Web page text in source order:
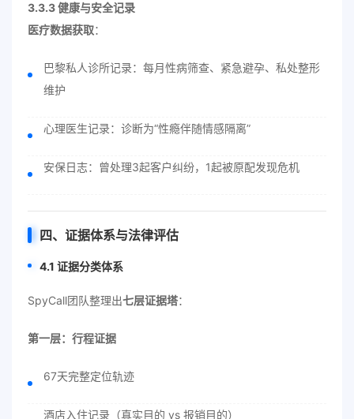
3.3.3 健康与安全记录
医疗数据获取：
巴黎私人诊所记录：每月性病筛查、紧急避孕、私处整形
维护
心理医生记录：诊断为“性瘾伴随情感隔离”
安保日志：曾处理3起客户纠纷，1起被原配发现危机
四、证据体系与法律评估
4.1 证据分类体系
SpyCall团队整理出七层证据塔：
第一层：行程证据
67天完整定位轨迹
酒店入住记录（真实目的 vs 报销目的）